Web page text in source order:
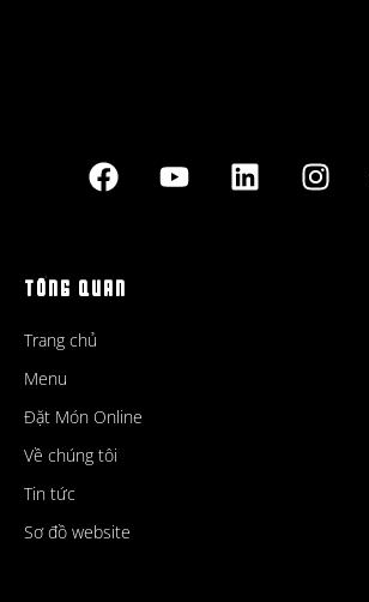
TỔNG QUAN
Trang chủ
Menu
Đặt Món Online
Về chúng tôi
Tin tức
Sơ đồ website